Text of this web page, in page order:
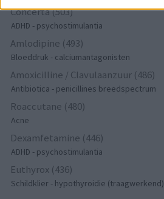
Concerta (503)
ADHD - psychostimulantia
Amlodipine (493)
Bloeddruk - calciumantagonisten
Amoxicilline / Clavulaanzuur (486)
Antibiotica - penicillines breedspectrum
Roaccutane (480)
Acne
Dexamfetamine (446)
ADHD - psychostimulantia
Euthyrox (436)
Schildklier - hypothyroidie (traagwerkend)